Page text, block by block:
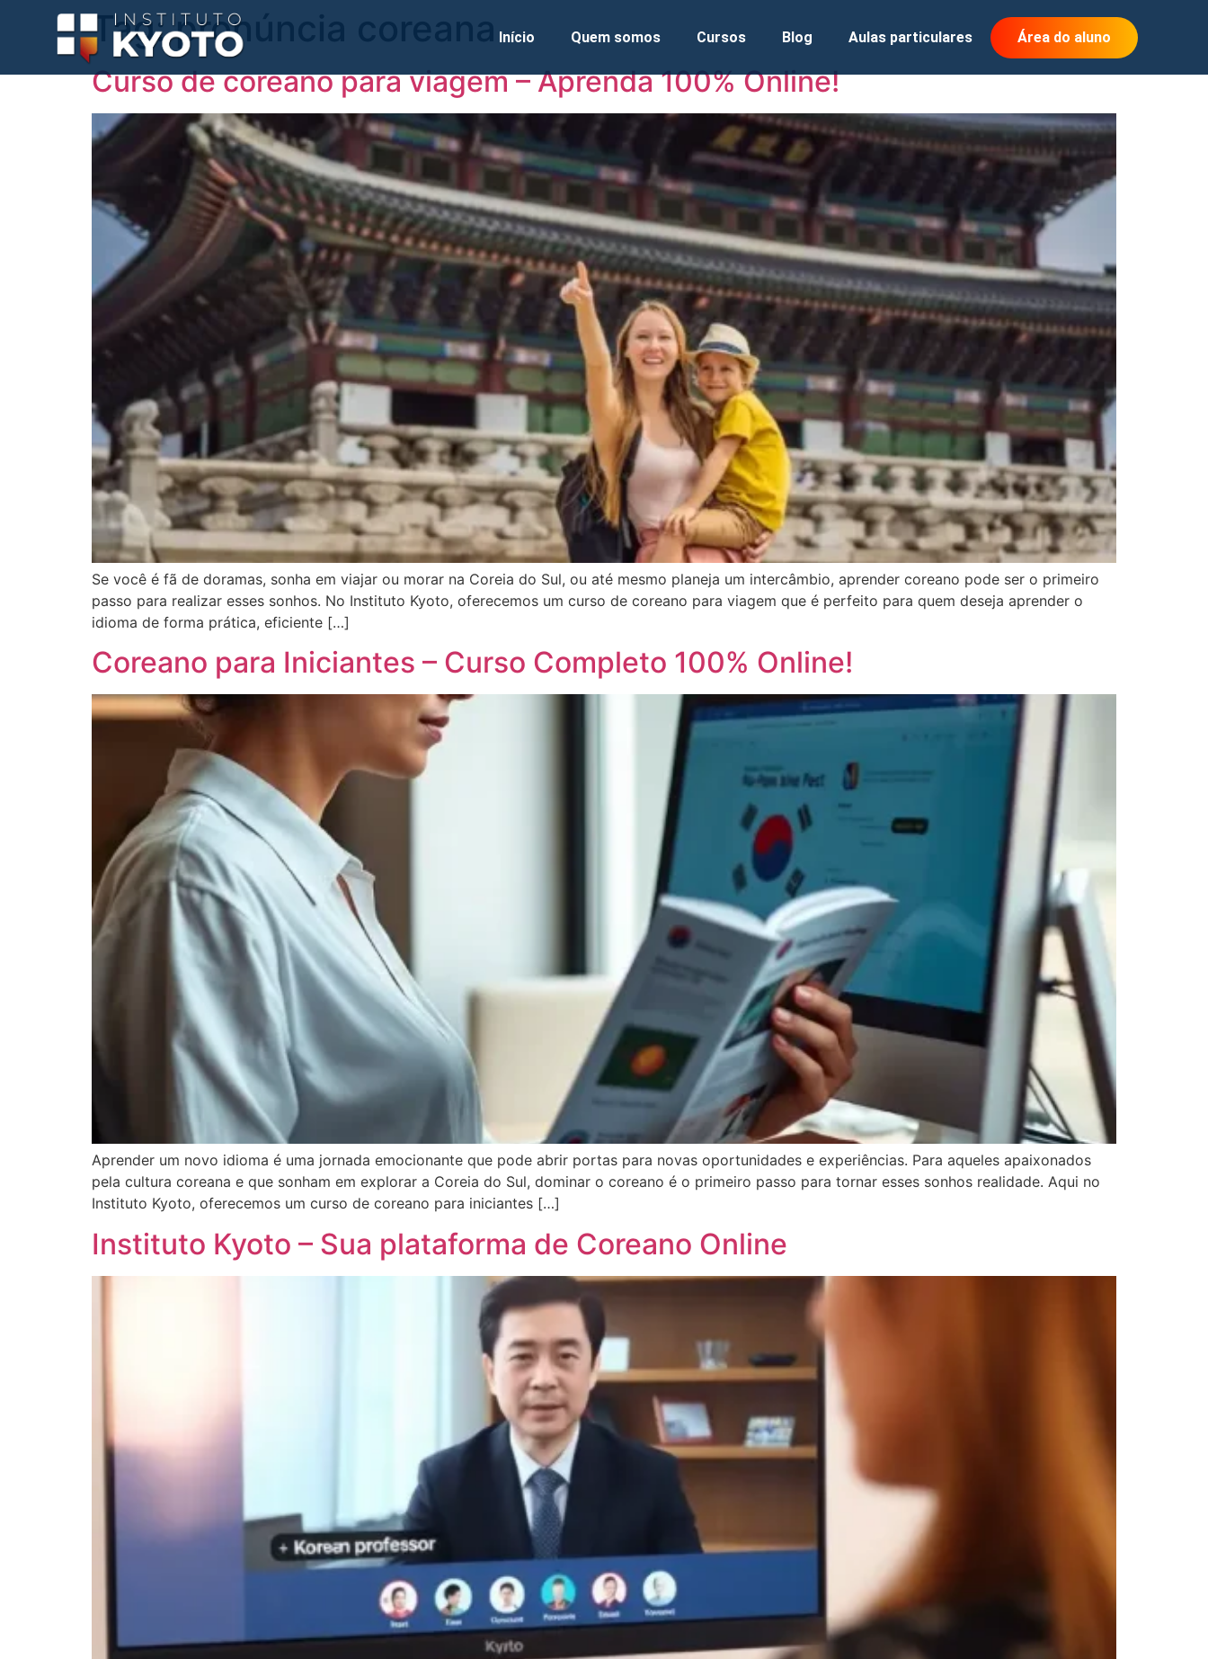
Início Quem somos Cursos Blog Aulas particulares Área do aluno
Tag:pronúncia coreana
Curso de coreano para viagem – Aprenda 100% Online!
Se você é fã de doramas, sonha em viajar ou morar na Coreia do Sul, ou até mesmo planeja um intercâmbio, aprender coreano pode ser o primeiro
passo para realizar esses sonhos. No Instituto Kyoto, oferecemos um curso de coreano para viagem que é perfeito para quem deseja aprender o
idioma de forma prática, eficiente […]
Coreano para Iniciantes – Curso Completo 100% Online!
Aprender um novo idioma é uma jornada emocionante que pode abrir portas para novas oportunidades e experiências. Para aqueles apaixonados
pela cultura coreana e que sonham em explorar a Coreia do Sul, dominar o coreano é o primeiro passo para tornar esses sonhos realidade. Aqui no
Instituto Kyoto, oferecemos um curso de coreano para iniciantes […]
Instituto Kyoto – Sua plataforma de Coreano Online